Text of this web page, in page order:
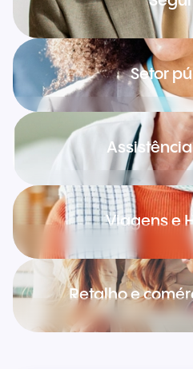
Setor
Viagens e
Retalho e